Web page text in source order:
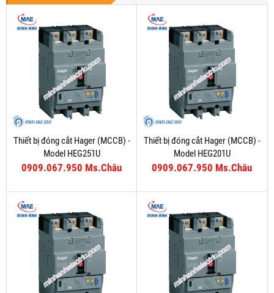
Thiết bị đóng cắt Hager (MCCB) -
Model HEG251U
0909.067.950 Ms.Châu
Thiết bị đóng cắt Hager (MCCB) -
Model HEG201U
0909.067.950 Ms.Châu